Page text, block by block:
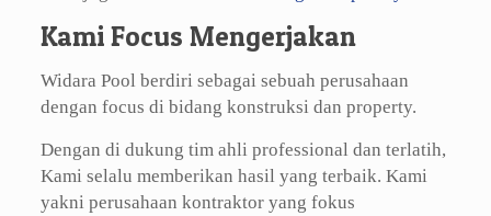
Kami Focus Mengerjakan
Widara Pool berdiri sebagai sebuah perusahaan
dengan focus di bidang konstruksi dan property.
Dengan di dukung tim ahli professional dan terlatih,
Kami selalu memberikan hasil yang terbaik. Kami
yakni perusahaan kontraktor yang fokus